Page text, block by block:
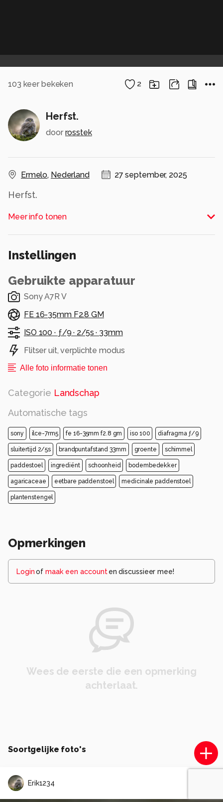
103 keer bekeken 2
Herfst.
door rosstek
Ermelo, Nederland 27 september, 2025
Herfst.
Alle rechten voorbehouden
Meer info tonen
Instellingen
Gebruikte apparatuur
Sony A7R V
FE 16-35mm F2.8 GM
ISO 100 · ƒ/9 · 2/5s · 33mm
Flitser uit, verplichte modus
Alle foto informatie tonen
Categorie Landschap
Automatische tags
sony ilce-7rm5 fe 16-35mm f2.8 gm iso 100 diafragma ƒ/9
sluitertijd 2/5s brandpuntafstand 33mm groente schimmel
paddestoel ingrediënt schoonheid bodembedekker
agaricaceae eetbare paddenstoel medicinale paddenstoel
plantenstengel
Opmerkingen
Loginof maak een account en discussieer mee!
Wees de eerste die een opmerking
achterlaat.
Soortgelijke foto's
Erik1234